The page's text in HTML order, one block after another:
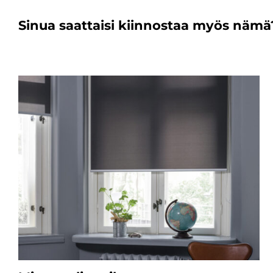
Sinua saattaisi kiinnostaa myös